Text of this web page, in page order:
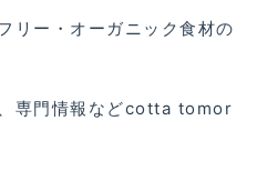
リー・オーガニック食材の
専門情報などcotta tomor